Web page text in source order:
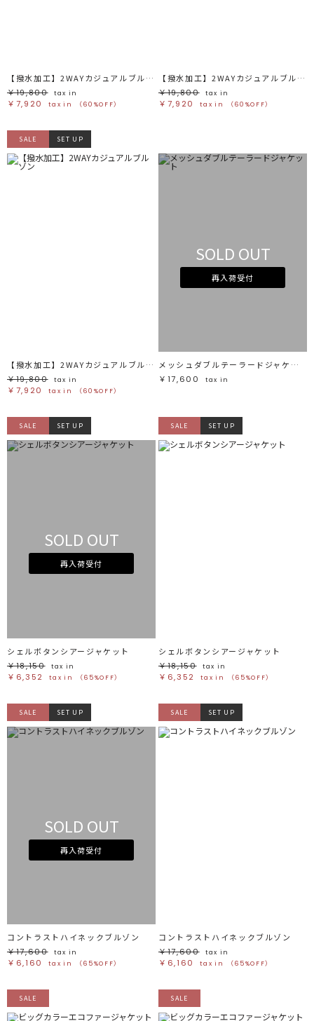
【撥水加工】2WAYカジュアルブルゾン
￥19,800
tax in
￥7,920 tax in （60%OFF）
【撥水加工】2WAYカジュアルブルゾン
￥19,800
tax in
￥7,920 tax in （60%OFF）
SALE SET UP
【撥水加工】2WAYカジュアルブルゾン
￥19,800
tax in
￥7,920 tax in （60%OFF）
SOLD OUT
再入荷受付
メッシュダブルテーラードジャケット
￥17,600
tax in
SALE SET UP
SOLD OUT
再入荷受付
シェルボタンシアージャケット
￥18,150
tax in
￥6,352 tax in （65%OFF）
SALE SET UP
シェルボタンシアージャケット
￥18,150
tax in
￥6,352 tax in （65%OFF）
SALE SET UP
SOLD OUT
再入荷受付
コントラストハイネックブルゾン
￥17,600
tax in
￥6,160 tax in （65%OFF）
SALE SET UP
コントラストハイネックブルゾン
￥17,600
tax in
￥6,160 tax in （65%OFF）
SALE SALE